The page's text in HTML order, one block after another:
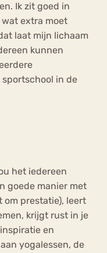
Ik zit goed in
extra moet
laat mijn lichaam
kunnen
in de
het iedereen
goede manier met
om prestatie), leert
krijgt rust in je
en
yogalessen, de